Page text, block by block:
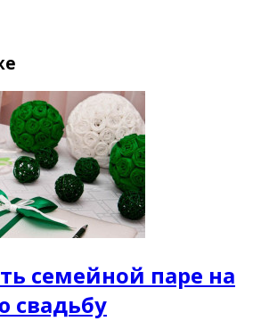
семейной паре на
свадьбу